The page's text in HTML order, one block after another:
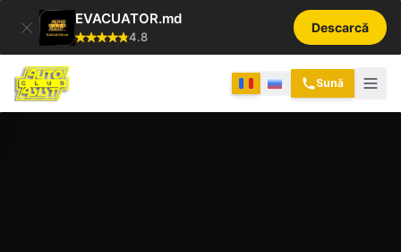
EVACUATOR.md
4.8
Descarcă
Sună